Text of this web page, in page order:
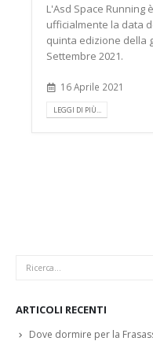
L'Asd Space Running
ufficialmente la data
quinta edizione della
Settembre 2021.
16 Aprile 2021
LEGGI DI PIÙ...
ARTICOLI RECENTI
Dove dormire per la